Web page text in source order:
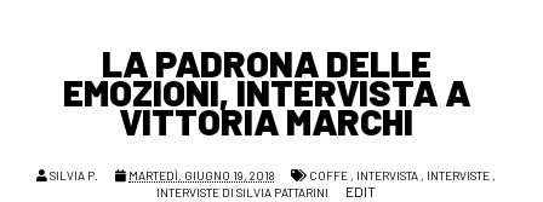
LA PADRONA DELLE
EMOZIONI, INTERVISTA A
VITTORIA MARCHI
SILVIA P. MARTEDÌ, GIUGNO 19, 2018 COFFE , INTERVISTA , INTERVISTE ,
INTERVISTE DI SILVIA PATTARINI
EDIT